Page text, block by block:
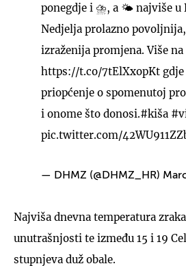
ponegdje i ⛈️, a 🌤️ najviše u
Nedjelja prolazno
izraženija promjena. Više na
https://t.co/7tElXxopKt
priopćenje o spomenutoj
i onome što donosi.#kiša
pic.twitter.com/
— DHMZ (@DHMZ_HR)
Najviša dnevna temperatura
unutrašnjosti te između 15 i 19
stupnjeva duž obale.